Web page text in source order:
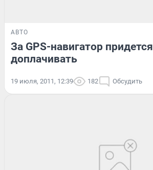
АВТО
За GPS-навигатор придется
доплачивать
19 июля, 2011, 12:39 182 Обсудить